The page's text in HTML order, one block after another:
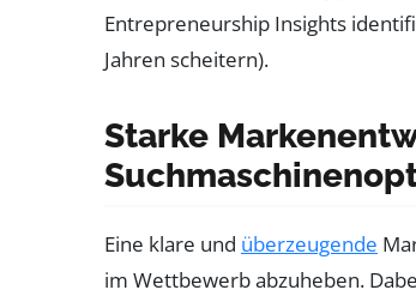
Entrepreneurship Insights
Jahren scheitern).
Starke
Eine klare und überzeugende
im Wettbewerb abzuheben.